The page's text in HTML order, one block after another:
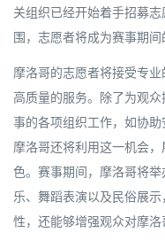
关组织已经开始着手招募
围，志愿者将成为赛事期间
摩洛哥的志愿者将接受专
高质量的服务。除了为观
事的各项组织工作，如协助
摩洛哥还将利用这一机会
色。赛事期间，摩洛哥将
乐、舞蹈表演以及民俗展
性，还能够增强观众对摩洛